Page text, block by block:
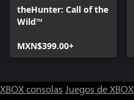
theHunter: Call of the
Wild™
MXN$399.00+
XBOX consolas Juegos de XBOX